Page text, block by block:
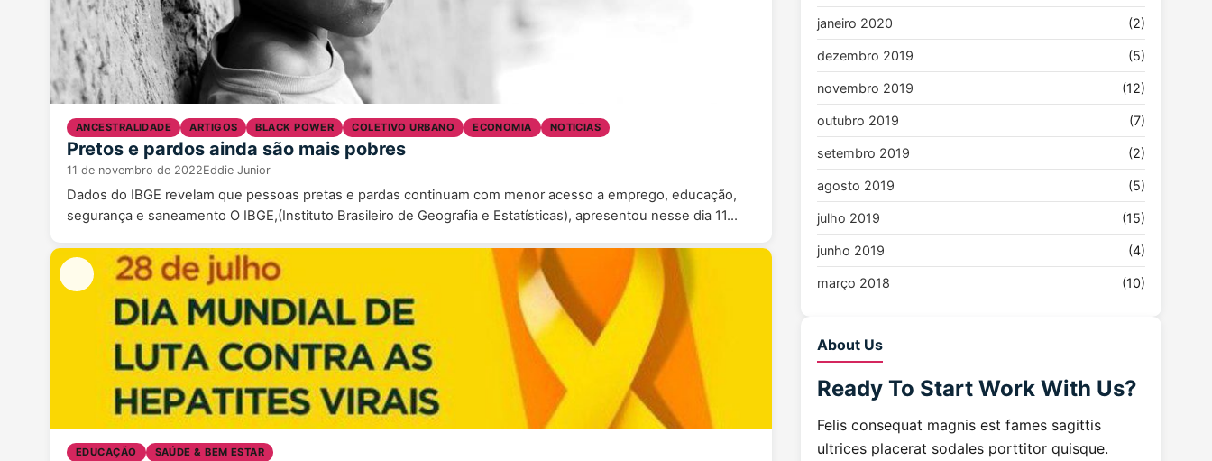
ANCESTRALIDADE ARTIGOS BLACK POWER COLETIVO URBANO ECONOMIA NOTICIAS
Pretos e pardos ainda são mais pobres
11 de novembro de 2022Eddie Junior
Dados do IBGE revelam que pessoas pretas e pardas continuam com menor acesso a emprego, educação,
segurança e saneamento O IBGE,(Instituto Brasileiro de Geografia e Estatísticas), apresentou nesse dia 11…
EDUCAÇÃO SAÚDE & BEM ESTAR
janeiro 2020 (2)
dezembro 2019 (5)
novembro 2019 (12)
outubro 2019 (7)
setembro 2019 (2)
agosto 2019 (5)
julho 2019 (15)
junho 2019 (4)
março 2018 (10)
About Us
Ready To Start Work With Us?
Felis consequat magnis est fames sagittis
ultrices placerat sodales porttitor quisque.